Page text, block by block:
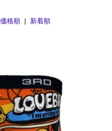
価格順 | 新着順